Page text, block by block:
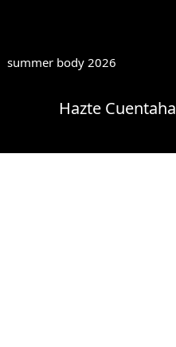
Hazte
summer body 2026